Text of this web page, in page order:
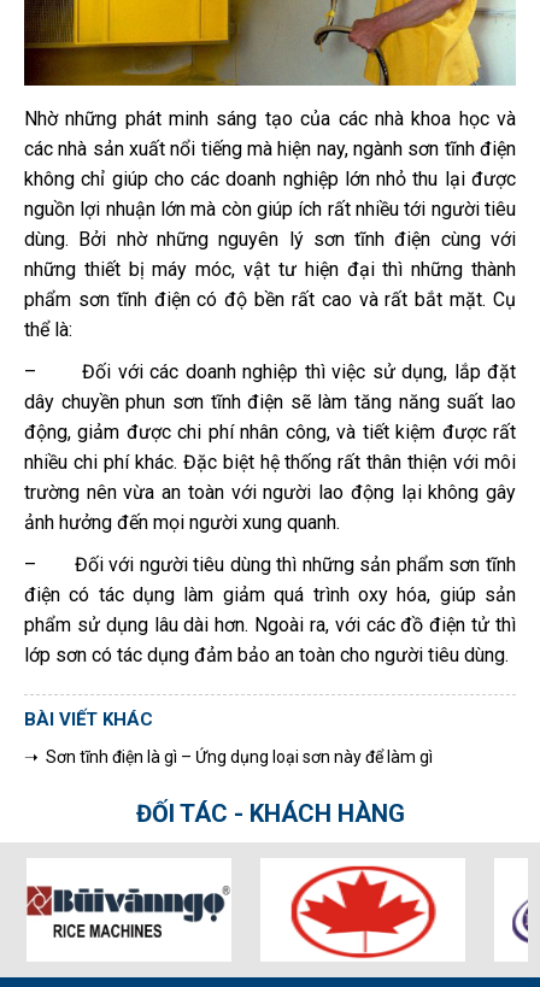
Nhờ những phát minh sáng tạo của các nhà khoa học và
các nhà sản xuất nổi tiếng mà hiện nay, ngành sơn tĩnh điện
không chỉ giúp cho các doanh nghiệp lớn nhỏ thu lại được
nguồn lợi nhuận lớn mà còn giúp ích rất nhiều tới người tiêu
dùng. Bởi nhờ những nguyên lý sơn tĩnh điện cùng với
những thiết bị máy móc, vật tư hiện đại thì những thành
phẩm sơn tĩnh điện có độ bền rất cao và rất bắt mặt. Cụ
thể là:
– Đối với các doanh nghiệp thì việc sử dụng, lắp đặt
dây chuyền phun sơn tĩnh điện sẽ làm tăng năng suất lao
động, giảm được chi phí nhân công, và tiết kiệm được rất
nhiều chi phí khác. Đặc biệt hệ thống rất thân thiện với môi
trường nên vừa an toàn với người lao động lại không gây
ảnh hưởng đến mọi người xung quanh.
– Đối với người tiêu dùng thì những sản phẩm sơn tĩnh
điện có tác dụng làm giảm quá trình oxy hóa, giúp sản
phẩm sử dụng lâu dài hơn. Ngoài ra, với các đồ điện tử thì
lớp sơn có tác dụng đảm bảo an toàn cho người tiêu dùng.
BÀI VIẾT KHÁC
➝ Sơn tĩnh điện là gì – Ứng dụng loại sơn này để làm gì
ĐỐI TÁC - KHÁCH HÀNG